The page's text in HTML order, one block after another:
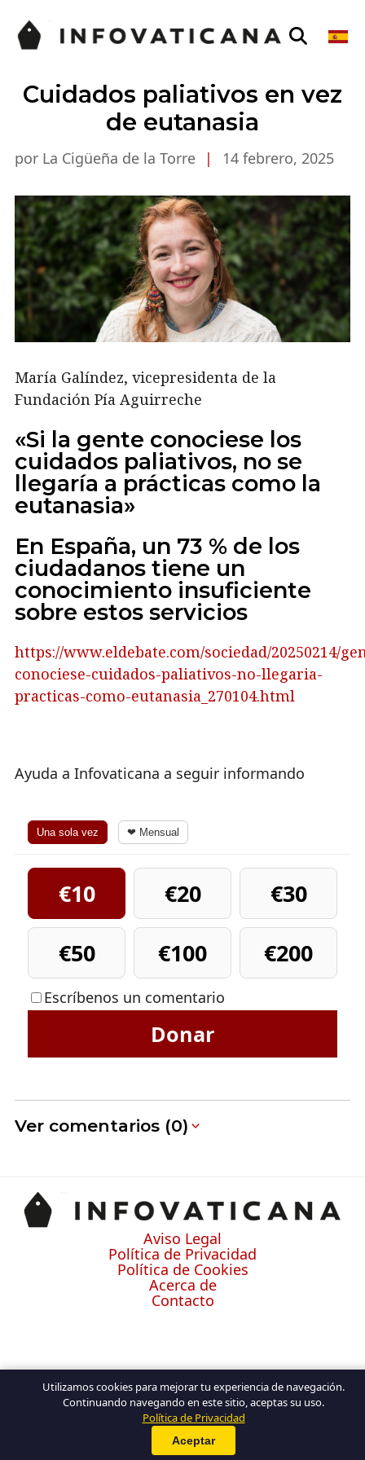
Cuidados paliativos en vez
de eutanasia
por La Cigüeña de la Torre | 14 febrero, 2025
María Galíndez, vicepresidenta de la
Fundación Pía Aguirreche
«Si la gente conociese los
cuidados paliativos, no se
llegaría a prácticas como la
eutanasia»
En España, un 73 % de los
ciudadanos tiene un
conocimiento insuficiente
sobre estos servicios
https://www.eldebate.com/sociedad/20250214/
conociese-cuidados-paliativos-no-llegaria-
practicas-como-eutanasia_270104.html
Ayuda a Infovaticana a seguir informando
Una sola vez ❤ Mensual
€10 €20
€30
€50
€100 €200
Escríbenos un comentario
Donar
Ver comentarios (0)
Aviso Legal
Política de Privacidad
Política de Cookies
Acerca de
Contacto
Utilizamos cookies para mejorar tu experiencia de navegación.
Continuando navegando en este sitio, aceptas su uso.
Política de Privacidad
Aceptar